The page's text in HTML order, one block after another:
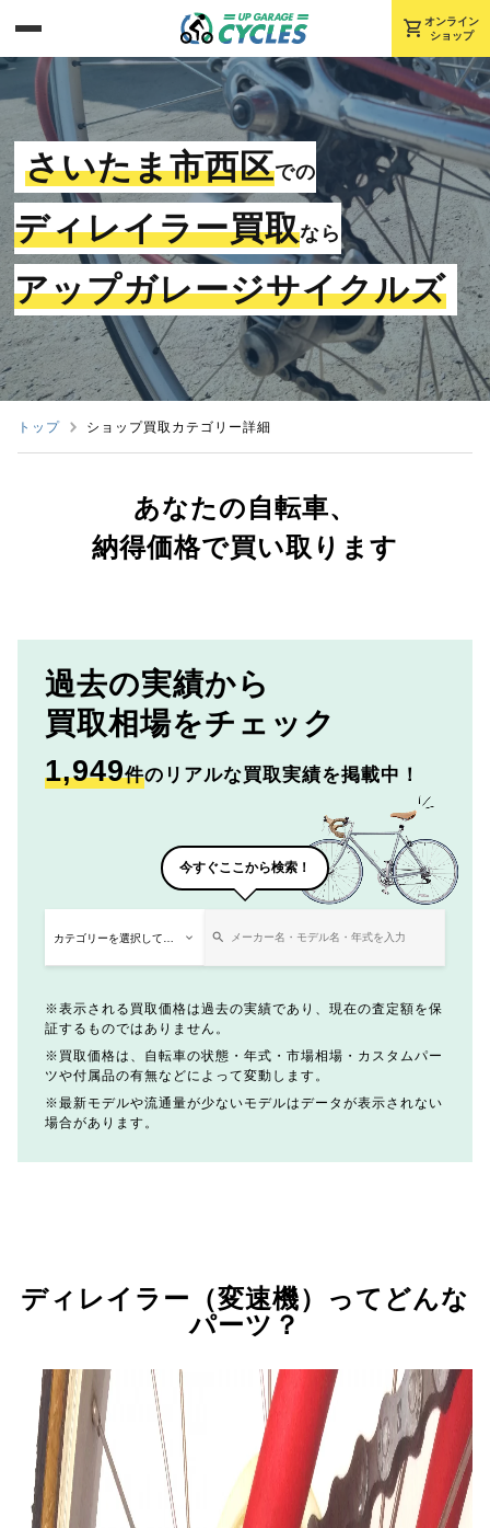
shopping_cart オンライン
ショップ
さいたま市西区での
ディレイラー買取なら
アップガレージサイクルズ
トップ ショップ買取カテゴリー詳細
あなたの自転車、
納得価格で買い取ります
過去の実績から
買取相場をチェック
1,949件のリアルな買取実績を掲載中！
今すぐここから検索！
表示される買取価格は過去の実績であり、現在の査定額を保
証するものではありません。
買取価格は、自転車の状態・年式・市場相場・カスタムパー
ツや付属品の有無などによって変動します。
最新モデルや流通量が少ないモデルはデータが表示されない
場合があります。
ディレイラー（変速機）ってどんな
パーツ？